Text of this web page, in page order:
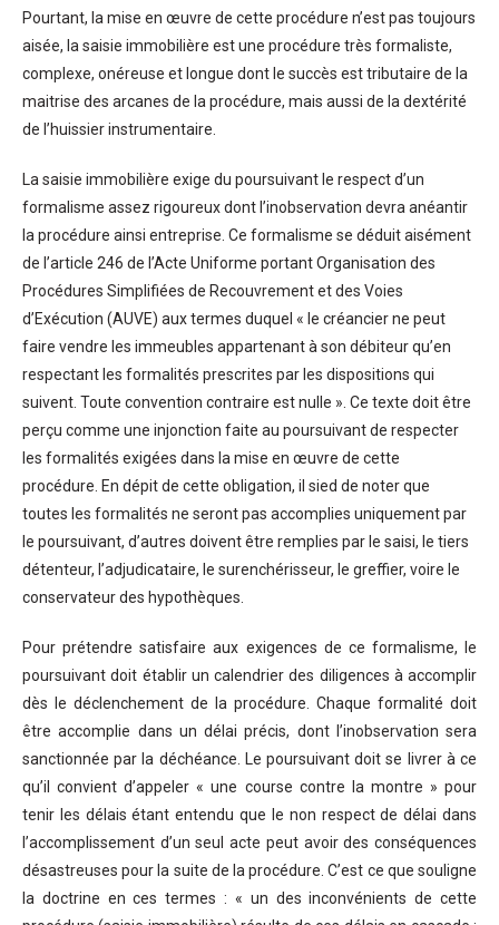
Pourtant, la mise en œuvre de cette procédure n’est pas toujours
aisée, la saisie immobilière est une procédure très formaliste,
complexe, onéreuse et longue dont le succès est tributaire de la
maitrise des arcanes de la procédure, mais aussi de la dextérité
de l’huissier instrumentaire.
La saisie immobilière exige du poursuivant le respect d’un
formalisme assez rigoureux dont l’inobservation devra anéantir
la procédure ainsi entreprise. Ce formalisme se déduit aisément
de l’article 246 de l’Acte Uniforme portant Organisation des
Procédures Simplifiées de Recouvrement et des Voies
d’Exécution (AUVE) aux termes duquel « le créancier ne peut
faire vendre les immeubles appartenant à son débiteur qu’en
respectant les formalités prescrites par les dispositions qui
suivent. Toute convention contraire est nulle ». Ce texte doit être
perçu comme une injonction faite au poursuivant de respecter
les formalités exigées dans la mise en œuvre de cette
procédure. En dépit de cette obligation, il sied de noter que
toutes les formalités ne seront pas accomplies uniquement par
le poursuivant, d’autres doivent être remplies par le saisi, le tiers
détenteur, l’adjudicataire, le surenchérisseur, le greffier, voire le
conservateur des hypothèques.
Pour prétendre satisfaire aux exigences de ce formalisme, le
poursuivant doit établir un calendrier des diligences à accomplir
dès le déclenchement de la procédure. Chaque formalité doit
être accomplie dans un délai précis, dont l’inobservation sera
sanctionnée par la déchéance. Le poursuivant doit se livrer à ce
qu’il convient d’appeler « une course contre la montre » pour
tenir les délais étant entendu que le non respect de délai dans
l’accomplissement d’un seul acte peut avoir des conséquences
désastreuses pour la suite de la procédure. C’est ce que souligne
la doctrine en ces termes : « un des inconvénients de cette